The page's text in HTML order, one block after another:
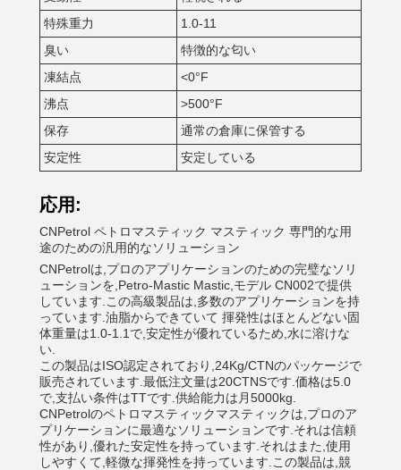
特殊重力
1.0-11
臭い
特徴的な匂い
凍結点
<0°F
沸点
>500°F
保存
通常の倉庫に保管する
安定性
安定している
応用:
CNPetrol ペトロマスティック マスティック 専門的な用
途のための汎用的なソリューション
CNPetrolは,プロのアプリケーションのための完璧なソリ
ューションを,Petro-Mastic Mastic,モデル CN002で提供
しています.この高級製品は,多数のアプリケーションを持
っています.油脂からできていて 揮発性はほとんどない固
体重量は1.0-1.1で,安定性が優れているため,水に溶けな
い.
この製品はISO認定されており,24Kg/CTNのパッケージで
販売されています.最低注文量は20CTNSです.価格は5.0
で,支払い条件はTTです.供給能力は月5000kg.
CNPetrolのペトロマスティックマスティックは,プロのア
プリケーションに最適なソリューションです.それは信頼
性があり,優れた安定性を持っています.それはまた,使用
しやすくて,軽微な揮発性を持っています.この製品は,競